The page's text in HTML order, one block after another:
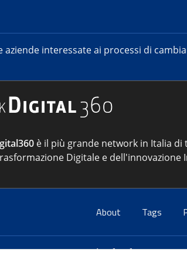
interessate ai processi di
è il più grande network in Italia
Digitale e dell'innovazione
About Tags
Contatti:info@forumpa.it-